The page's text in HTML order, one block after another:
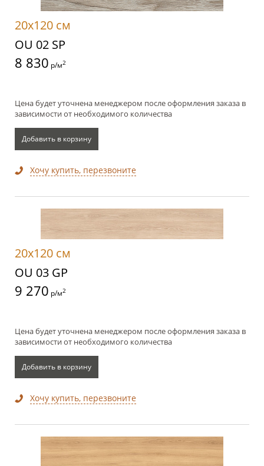
20x120 см
OU 02 SP
8 830 р/м2
Цена будет уточнена менеджером после оформления заказа в
зависимости от необходимого количества
Добавить в корзину
Хочу купить, перезвоните
20x120 см
OU 03 GP
9 270 р/м2
Цена будет уточнена менеджером после оформления заказа в
зависимости от необходимого количества
Добавить в корзину
Хочу купить, перезвоните